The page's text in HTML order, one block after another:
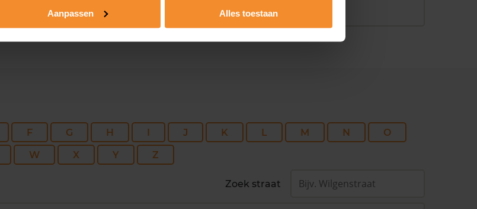
Aanpassen Alles toestaan
F G H I J K L M N
O
W X Y Z
Zoek straat